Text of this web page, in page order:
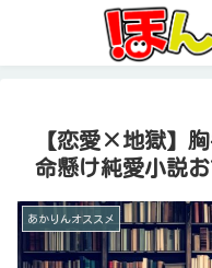
【恋愛×地獄】
命懸け純愛小説
あかりんオススメ